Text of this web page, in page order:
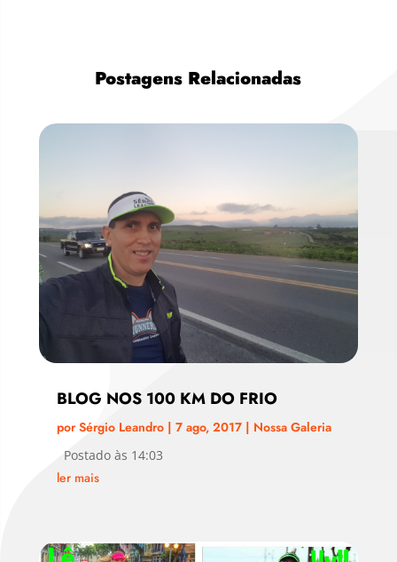
Postagens Relacionadas
BLOG NOS 100 KM DO FRIO
porSérgio Leandro| 7 ago, 2017| Nossa Galeria
Postado às 14:03
ler mais